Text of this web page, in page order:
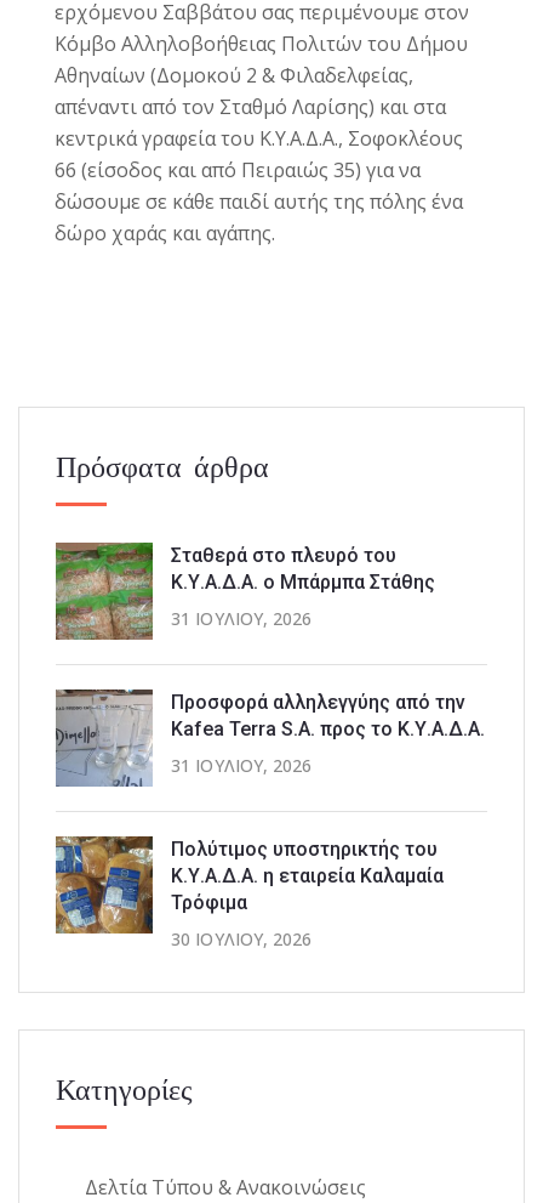
ερχόμενου Σαββάτου σας περιμένουμε στον
Κόμβο Αλληλοβοήθειας Πολιτών του Δήμου
Αθηναίων (Δομοκού 2 & Φιλαδελφείας,
απέναντι από τον Σταθμό Λαρίσης) και στα
κεντρικά γραφεία του Κ.Υ.Α.Δ.Α., Σοφοκλέους
66 (είσοδος και από Πειραιώς 35) για να
δώσουμε σε κάθε παιδί αυτής της πόλης ένα
δώρο χαράς και αγάπης.
Πρόσφατα άρθρα
Σταθερά στο πλευρό του
Κ.Υ.Α.Δ.Α. ο Μπάρμπα Στάθης
31 ΙΟΥΛΊΟΥ, 2026
Προσφορά αλληλεγγύης από την
Kafea Terra S.A. προς το Κ.Υ.Α.Δ.Α.
31 ΙΟΥΛΊΟΥ, 2026
Πολύτιμος υποστηρικτής του
Κ.Υ.Α.Δ.Α. η εταιρεία Καλαμαία
Τρόφιμα
30 ΙΟΥΛΊΟΥ, 2026
Κατηγορίες
Δελτία Τύπου & Ανακοινώσεις